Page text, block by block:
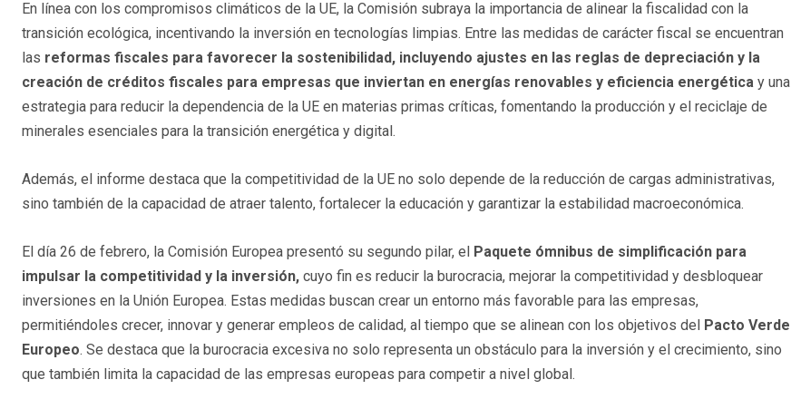
En línea con los compromisos climáticos de la UE, la Comisión subraya la importancia de alinear la fiscalidad con la
transición ecológica, incentivando la inversión en tecnologías limpias. Entre las medidas de carácter fiscal se encuentran
las reformas fiscales para favorecer la sostenibilidad, incluyendo ajustes en las reglas de depreciación y la
creación de créditos fiscales para empresas que inviertan en energías renovables y eficiencia energética y una
estrategia para reducir la dependencia de la UE en materias primas críticas, fomentando la producción y el reciclaje de
minerales esenciales para la transición energética y digital.
Además, el informe destaca que la competitividad de la UE no solo depende de la reducción de cargas administrativas,
sino también de la capacidad de atraer talento, fortalecer la educación y garantizar la estabilidad macroeconómica.
El día 26 de febrero, la Comisión Europea presentó su segundo pilar, el
Paquete ómnibus de simplificación para
impulsar la competitividad y la inversión, cuyo fin es reducir la burocracia, mejorar la competitividad y desbloquear
inversiones en la Unión Europea. Estas medidas buscan crear un entorno más favorable para las empresas,
permitiéndoles crecer, innovar y generar empleos de calidad, al tiempo que se alinean con los objetivos del
Pacto Verde
Europeo. Se destaca que la burocracia excesiva no solo representa un obstáculo para la inversión y el crecimiento, sino
que también limita la capacidad de las empresas europeas para competir a nivel global.